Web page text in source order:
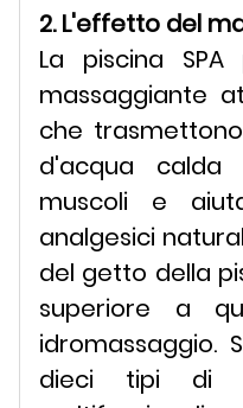
2. L'effetto del
La piscina
massaggiante
che
d'acqua calda
muscoli e
analgesici
del getto della
superiore a
idromassaggio.
dieci tipi di